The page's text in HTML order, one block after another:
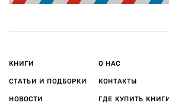
КНИГИ
СТАТЬИ И ПОДБОРКИ
НОВОСТИ
О НАС
КОНТАКТЫ
ГДЕ КУПИТЬ КНИГИ